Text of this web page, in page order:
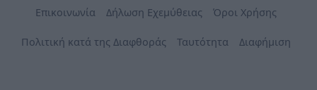
Επικοινωνία Δήλωση Εχεμύθειας Όροι Χρήσης
Πολιτική κατά της Διαφθοράς Ταυτότητα Διαφήμιση